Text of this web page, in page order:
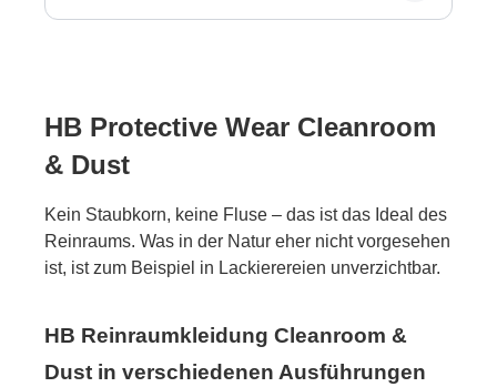
HB Protective Wear Cleanroom
& Dust
Kein Staubkorn, keine Fluse – das ist das Ideal des
Reinraums. Was in der Natur eher nicht vorgesehen
ist, ist zum Beispiel in Lackierereien unverzichtbar.
HB Reinraumkleidung Cleanroom &
Dust in verschiedenen Ausführungen